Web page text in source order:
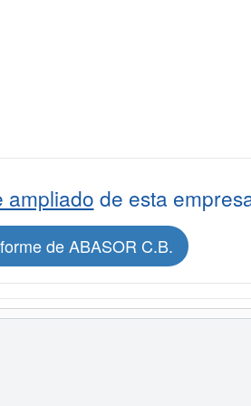
ampliado de esta
de ABASOR C.B.